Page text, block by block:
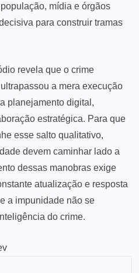
mídia e órgãos
para construir tramas
revela que o crime
a mera execução
planejamento digital,
estratégica. Para que
esse salto qualitativo,
devem caminhar lado a
dessas manobras exige
atualização e resposta
a impunidade não se
do crime.